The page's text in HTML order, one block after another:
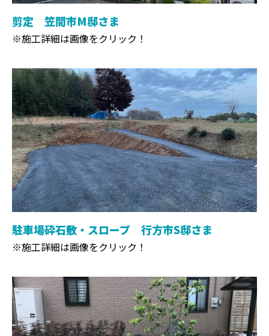
剪定 笠間市M邸さま
※施工詳細は画像をクリック！
駐車場砕石敷・スロープ 行方市S邸さま
※施工詳細は画像をクリック！